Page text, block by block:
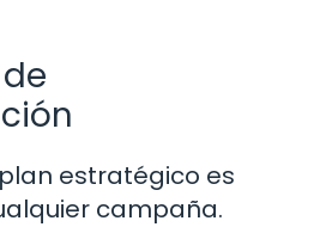
estratégico es
campaña.